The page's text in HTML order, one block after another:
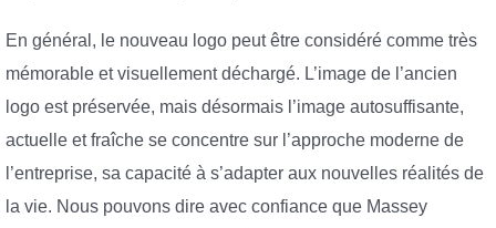
En général, le nouveau logo peut être considéré comme très
mémorable et visuellement déchargé. L’image de l’ancien
logo est préservée, mais désormais l’image autosuffisante,
actuelle et fraîche se concentre sur l’approche moderne de
l’entreprise, sa capacité à s’adapter aux nouvelles réalités de
la vie. Nous pouvons dire avec confiance que Massey